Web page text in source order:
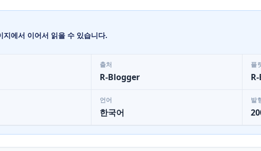
지에서 이어서 읽을 수 있습니다.
출처
R-Blogger
플
언어
한국어
발